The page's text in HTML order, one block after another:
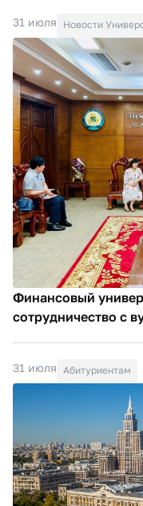
31 июля Новости
Финансовый
сотрудничество с
31 июля Абитуриентам